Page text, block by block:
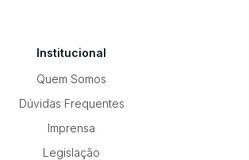
Institucional
Quem Somos
Dúvidas Frequentes
Imprensa
Legislação